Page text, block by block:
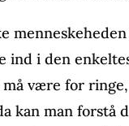
ind i den
være for
kan man forstå